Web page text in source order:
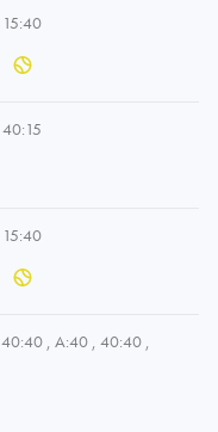
15:40
40:15
15:40
40:40 , A:40 , 40:40 ,